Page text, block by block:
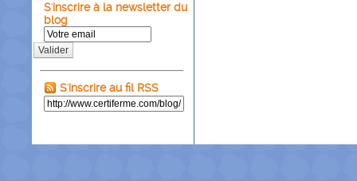
S'inscrire à la newsletter du
blog
Valider
S'inscrire au fil RSS